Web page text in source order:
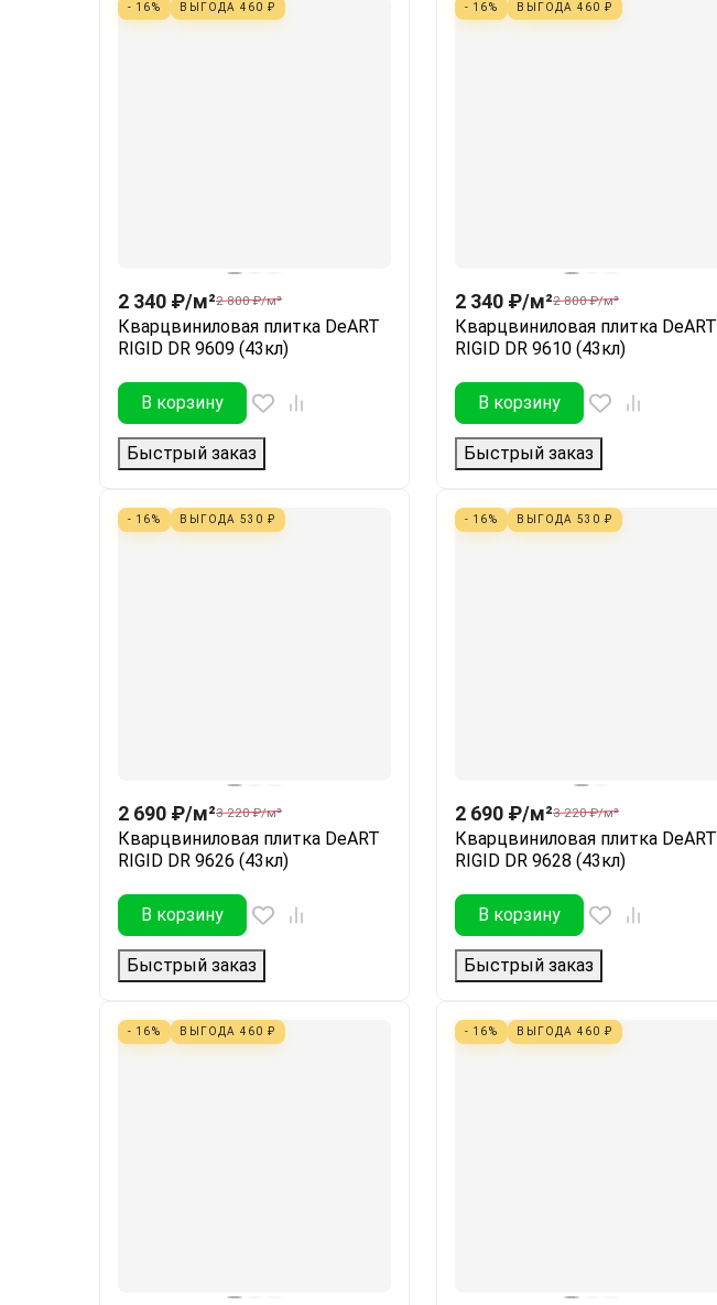
- 16% ВЫГОДА 460 ₽
2 340 ₽/м²2 800 ₽/м²
Кварцвиниловая плитка DeART
RIGID DR 9609 (43кл)
В корзину
Быстрый заказ
- 16% ВЫГОДА 460 ₽
2 340 ₽/м²2 800 ₽/м²
Кварцвиниловая плитка DeART
RIGID DR 9610 (43кл)
В корзину
Быстрый заказ
- 16% ВЫГОДА 530 ₽
2 690 ₽/м²3 220 ₽/м²
Кварцвиниловая плитка DeART
RIGID DR 9626 (43кл)
В корзину
Быстрый заказ
- 16% ВЫГОДА 530 ₽
2 690 ₽/м²3 220 ₽/м²
Кварцвиниловая плитка DeART
RIGID DR 9628 (43кл)
В корзину
Быстрый заказ
- 16% ВЫГОДА 460 ₽ - 16% ВЫГОДА 460 ₽